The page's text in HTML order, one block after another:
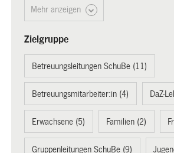
Mehr anzeigen
Zielgruppe
Betreuungsleitungen SchuBe (11)
Betreuungsmitarbeiter:in (4) DaZ-
Erwachsene (5) Familien (2)
Gruppenleitungen SchuBe (9)